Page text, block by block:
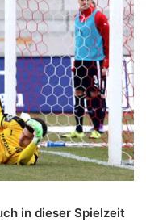
in dieser Spielzeit